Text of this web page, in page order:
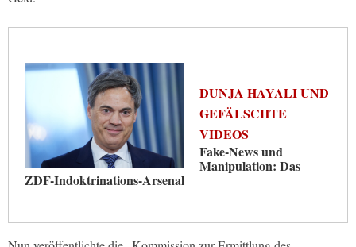
DUNJA HAYALI UND
GEFÄLSCHTE
VIDEOS
Fake-News und
Manipulation: Das
ZDF-Indoktrinations-Arsenal